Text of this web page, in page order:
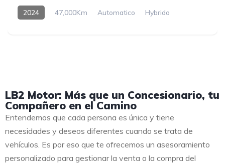
2024 47,000Km Automatico Hybrido
LB2 Motor: Más que un Concesionario, tu
Compañero en el Camino
Entendemos que cada persona es única y tiene
necesidades y deseos diferentes cuando se trata de
vehículos. Es por eso que te ofrecemos un asesoramiento
personalizado para gestionar la venta o la compra del